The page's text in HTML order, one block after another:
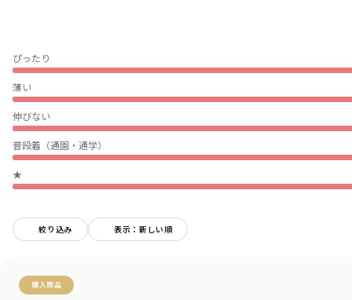
ぴったり
薄い
伸びない
普段着（通園・通学）
★
絞り込み 表示：新しい順
購入商品